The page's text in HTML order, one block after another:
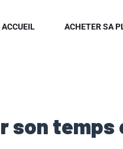
ACCUEIL ACHETER SA
son